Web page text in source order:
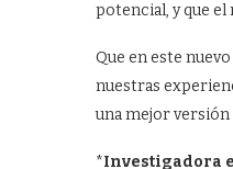
potencial, y que
Que en este
nuestras
una mejor versión
*Investigadora